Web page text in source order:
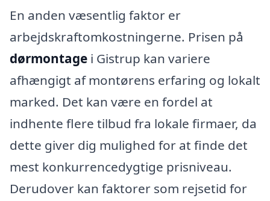
En anden væsentlig faktor er
arbejdskraftomkostningerne. Prisen på
dørmontage i Gistrup kan variere
afhængigt af montørens erfaring og lokalt
marked. Det kan være en fordel at
indhente flere tilbud fra lokale firmaer, da
dette giver dig mulighed for at finde det
mest konkurrencedygtige prisniveau.
Derudover kan faktorer som rejsetid for